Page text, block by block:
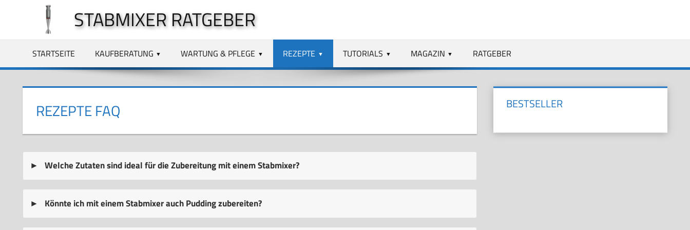
springen
STABMIXER RATGEBER
STARTSEITE KAUFBERATUNG WARTUNG & PFLEGE REZEPTE TUTORIALS MAGAZIN RATGEBER
REZEPTE FAQ
Welche Zutaten sind ideal für die Zubereitung mit einem Stabmixer?
Könnte ich mit einem Stabmixer auch Pudding zubereiten?
BESTSELLER